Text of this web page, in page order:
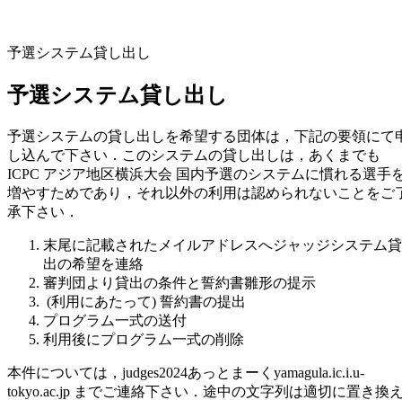
予選システム貸し出し
予選システム貸し出し
予選システムの貸し出しを希望する団体は，下記の要領にて
し込んで下さい．このシステムの貸し出しは，あくまでも
ICPC アジア地区横浜大会 国内予選のシステムに慣れる選手
増やすためであり，それ以外の利用は認められないことをご
承下さい．
末尾に記載されたメイルアドレスへジャッジシステム貸
出の希望を連絡
審判団より貸出の条件と誓約書雛形の提示
(利用にあたって) 誓約書の提出
プログラム一式の送付
利用後にプログラム一式の削除
本件については，judges2024あっとまーくyamagula.ic.i.u-
tokyo.ac.jp までご連絡下さい．途中の文字列は適切に置き換